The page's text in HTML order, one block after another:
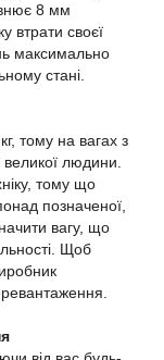
8 мм
втрати своєї
максимально
стані.
тому на вагах з
людини.
тому що
позначеної,
вагу, що
Щоб